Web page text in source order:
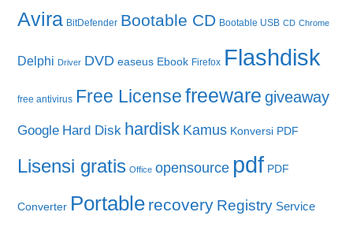
Avira BitDefender Bootable CD Bootable USB CD Chrome
Delphi Driver DVD easeus Ebook Firefox Flashdisk
free antivirus Free License freeware giveaway
Google Hard Disk hardisk Kamus Konversi PDF
Lisensi gratis Office opensource pdf PDF
Converter Portable recovery Registry Service